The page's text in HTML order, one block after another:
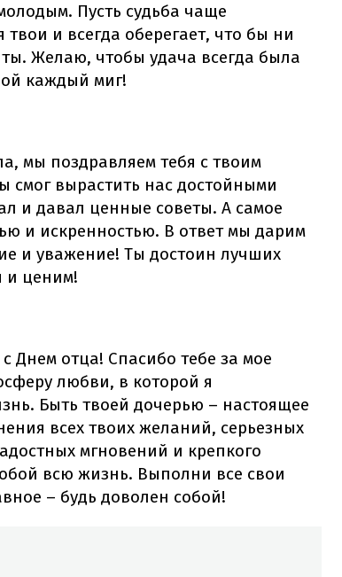
Пусть судьба чаще
твои и всегда оберегает, что бы ни
Желаю, чтобы удача всегда была
каждый миг!
мы поздравляем тебя с твоим
смог вырастить нас достойными
и давал ценные советы. А самое
и искренностью. В ответ мы дарим
и уважение! Ты достоин лучших
и ценим!
Днем отца! Спасибо тебе за мое
любви, в которой я
Быть твоей дочерью – настоящее
всех твоих желаний, серьезных
мгновений и крепкого
всю жизнь. Выполни все свои
– будь доволен собой!